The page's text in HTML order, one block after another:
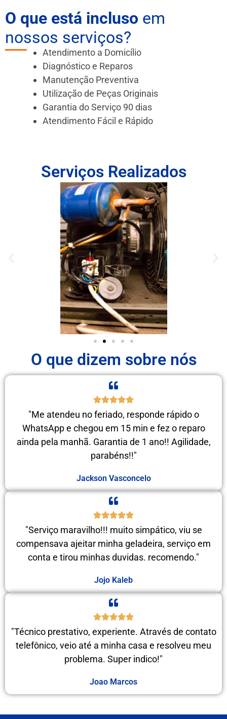
O que está incluso em
nossos serviços?
Atendimento a Domicílio
Diagnóstico e Reparos
Manutenção Preventiva
Utilização de Peças Originais
Garantia do Serviço 90 dias
Atendimento Fácil e Rápido
Serviços Realizados
O que dizem sobre nós
"Me atendeu no feriado, responde rápido o
WhatsApp e chegou em 15 min e fez o reparo
ainda pela manhã. Garantia de 1 ano!! Agilidade,
parabéns!!"
Jackson Vasconcelo
"Serviço maravilho!!! muito simpático, viu se
compensava ajeitar minha geladeira, serviço em
conta e tirou minhas duvidas. recomendo."
Jojo Kaleb
"Técnico prestativo, experiente. Através de contato
telefônico, veio até a minha casa e resolveu meu
problema. Super indico!"
Joao Marcos